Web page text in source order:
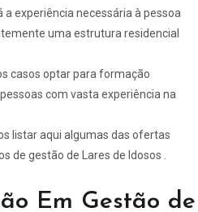
a experiência necessária à pessoa
uma estrutura residencial
casos optar para formação
com vasta experiência na
listar aqui algumas das ofertas
de gestão de Lares de Idosos .
Em Gestão de